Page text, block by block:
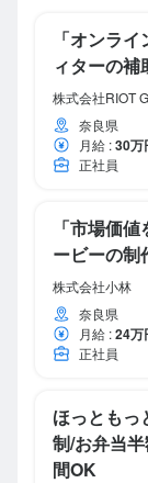
「オンラ
ィターの補
株式会社RIOT
奈良県
月給 :30万
正社員
「市場価
ービーの制
株式会社小林
奈良県
月給 :24万
正社員
ほっともっ
制/お弁当
間OK